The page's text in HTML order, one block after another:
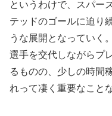
というわけで、スパー
テッドのゴールに迫り
うな展開となっていく
選手を交代しながらプ
るものの、少しの時間
れって凄く重要なこと